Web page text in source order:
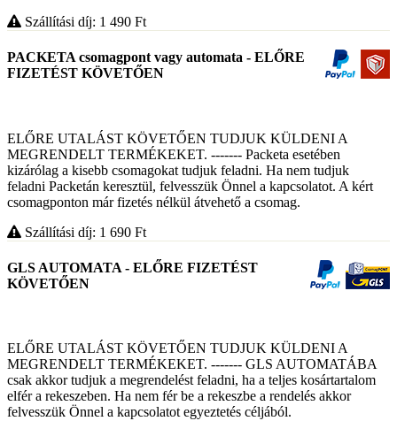
Szállítási díj: 1 490 Ft
PACKETA csomagpont vagy automata - ELŐRE
FIZETÉST KÖVETŐEN
ELŐRE UTALÁST KÖVETŐEN TUDJUK KÜLDENI A
MEGRENDELT TERMÉKEKET. ------- Packeta esetében
kizárólag a kisebb csomagokat tudjuk feladni. Ha nem tudjuk
feladni Packetán keresztül, felvesszük Önnel a kapcsolatot. A kért
csomagponton már fizetés nélkül átvehető a csomag.
Szállítási díj: 1 690 Ft
GLS AUTOMATA - ELŐRE FIZETÉST
KÖVETŐEN
ELŐRE UTALÁST KÖVETŐEN TUDJUK KÜLDENI A
MEGRENDELT TERMÉKEKET. ------- GLS AUTOMATÁBA
csak akkor tudjuk a megrendelést feladni, ha a teljes kosártartalom
elfér a rekeszeben. Ha nem fér be a rekeszbe a rendelés akkor
felvesszük Önnel a kapcsolatot egyeztetés céljából.